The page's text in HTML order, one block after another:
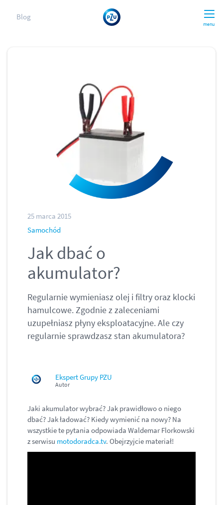
menu
Blog
25 marca 2015
Samochód
Jak dbać o
akumulator?
Ekspert Grupy PZU
Autor
Regularnie wymieniasz olej i filtry oraz klocki
hamulcowe. Zgodnie z zaleceniami
uzupełniasz płyny eksploatacyjne. Ale czy
regularnie sprawdzasz stan akumulatora?
Jaki akumulator wybrać? Jak prawidłowo o niego
dbać? Jak ładować? Kiedy wymienić na nowy? Na
wszystkie te pytania odpowiada Waldemar Florkowski
z serwisu motodoradca.tv. Obejrzyjcie materiał!